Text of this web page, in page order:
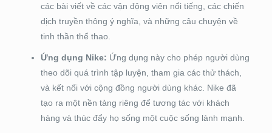
các bài viết về các vận động viên nổi tiếng, các chiến
dịch truyền thông ý nghĩa, và những câu chuyện về
tinh thần thể thao.
Ứng dụng Nike: Ứng dụng này cho phép người dùng
theo dõi quá trình tập luyện, tham gia các thử thách,
và kết nối với cộng đồng người dùng khác. Nike đã
tạo ra một nền tảng riêng để tương tác với khách
hàng và thúc đẩy họ sống một cuộc sống lành mạnh.